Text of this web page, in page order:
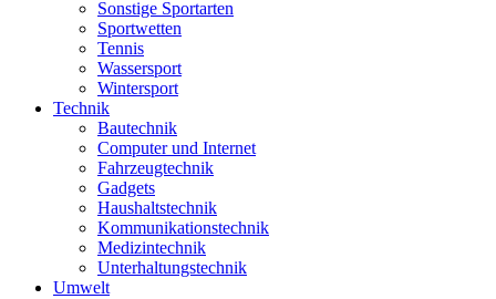
Sonstige Sportarten
Sportwetten
Tennis
Wassersport
Wintersport
Technik
Bautechnik
Computer und Internet
Fahrzeugtechnik
Gadgets
Haushaltstechnik
Kommunikationstechnik
Medizintechnik
Unterhaltungstechnik
Umwelt